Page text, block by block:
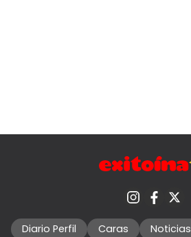
Diario Perfil Caras Noticias